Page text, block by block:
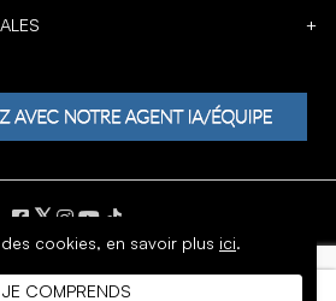
cookies, en savoir plus ici.
JE COMPRENDS
+
𝕏
© 1996 - 2026 SoftMoc Inc.
par MWF Group. Tous droits réservés.